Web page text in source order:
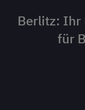
Berlitz: Ihr
für